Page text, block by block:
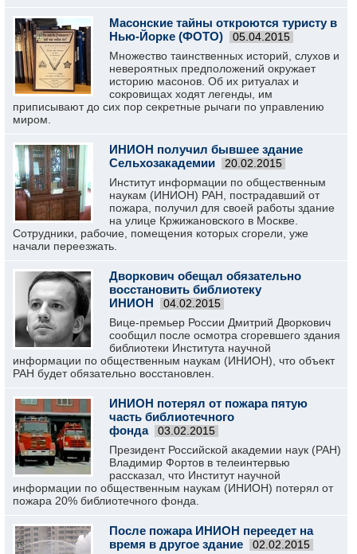
Масонские тайны откроются туристу в
Нью-Йорке (ФОТО)
05.04.2015
Множество таинственных историй, слухов и
невероятных предположений окружает
историю масонов. Об их ритуалах и
сокровищах ходят легенды, им
приписывают до сих пор секретные рычаги по управлению
миром.
ИНИОН получил бывшее здание
Сельхозакадемии
20.02.2015
Институт информации по общественным
наукам (ИНИОН) РАН, пострадавший от
пожара, получил для своей работы здание
на улице Кржижановского в Москве.
Сотрудники, рабочие, помещения которых сгорели, уже
начали переезжать.
Дворкович обещал обязательно
восстановить библиотеку
ИНИОН
04.02.2015
Вице-премьер России Дмитрий Дворкович
сообщил после осмотра сгоревшего здания
библиотеки Института научной
информации по общественным наукам (ИНИОН), что объект
РАН будет обязательно восстановлен.
ИНИОН потерял от пожара пятую
часть библиотечного
фонда
03.02.2015
Президент Российской академии наук (РАН)
Владимир Фортов в телеинтервью
рассказал, что Институт научной
информации по общественным наукам (ИНИОН) потерял от
пожара 20% библиотечного фонда.
После пожара ИНИОН переедет на
время в другое здание
02.02.2015